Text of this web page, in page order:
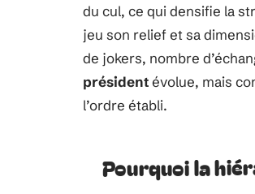
du cul, ce qui densifie la
jeu son relief et sa
de jokers, nombre
présidentévolue, mais
l’ordre établi.
Pourquoi la